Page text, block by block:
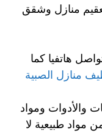
منازل وشقق
هاتفيا كما
منازل الصبية
والأدوات ومواد
مواد طبيعية لا